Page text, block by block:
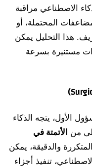
الاصطناعي مراقبة
المحتملة، أو
هذا التحليل يمكن
مستنيرة بسرعة
الأول، يتجه الذكاء
من الأتمتة في
والدقيقة، يمكن
تنفيذ أجزاء